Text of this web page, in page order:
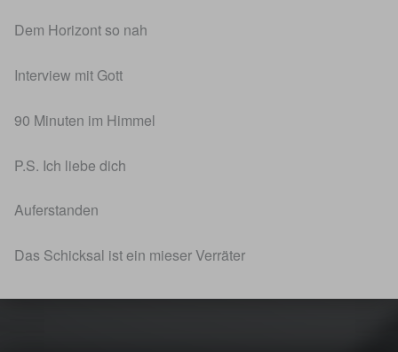
Dem Horizont so nah
Interview mit Gott
90 Minuten im Himmel
P.S. Ich liebe dich
Auferstanden
Das Schicksal ist ein mieser Verräter